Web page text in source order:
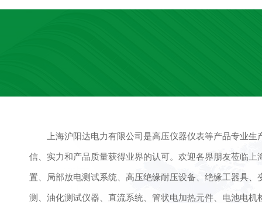
上海沪阳达电力有限公司是高压仪器仪表等产品专业
信、实力和产品质量获得业界的认可。欢迎各界朋友莅临
置、局部放电测试系统、高压绝缘耐压设备、绝缘工器具
测、油化测试仪器、直流系统、管状电加热元件、电池电